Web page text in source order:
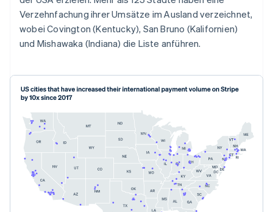
Verzehnfachung ihrer Umsätze im Ausland verzeichnet,
wobei Covington (Kentucky), San Bruno (Kalifornien)
und Mishawaka (Indiana) die Liste anführen.
Australien
English
Belgien
Français DeutschEnglish
Português English
Bulgarien
English